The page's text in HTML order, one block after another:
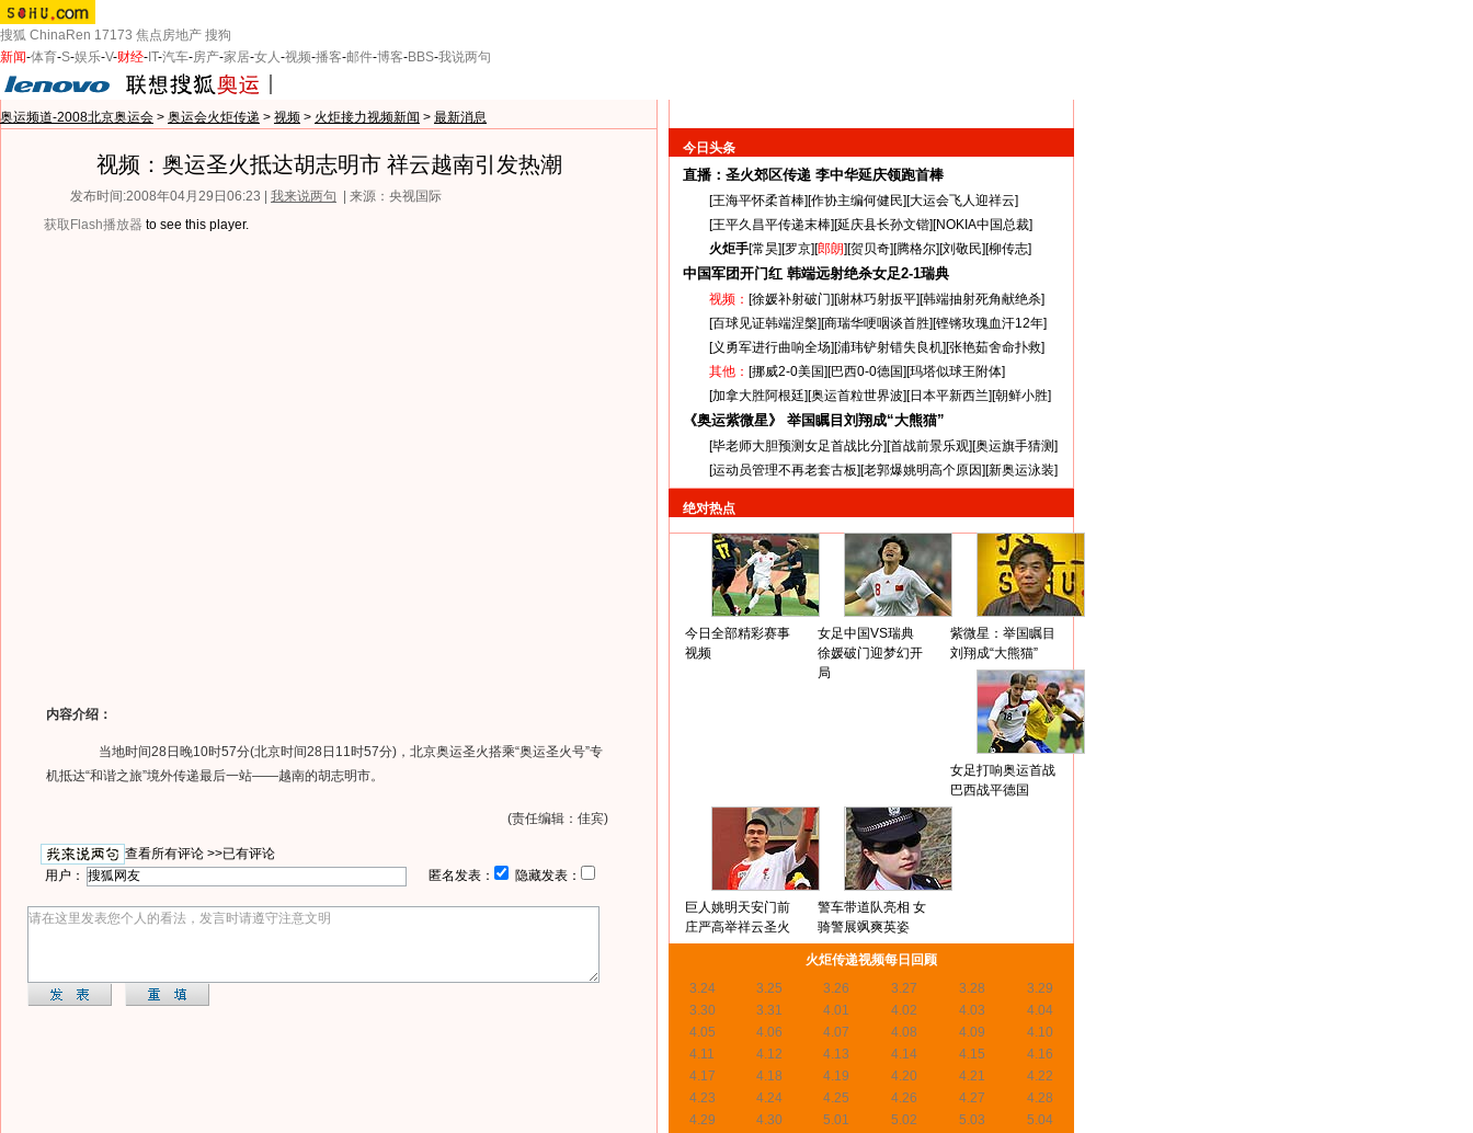
搜狐 ChinaRen 17173 焦点房地产 搜狗
新闻-体育-S-娱乐-V-财经- IT-汽车-房产-家居-女人-视频-播客-邮件-博客-BBS-我说两句
奥运频道-2008北京奥运会 > 奥运会火炬传递 > 视频 > 火炬接力视频新闻 > 最新消息
视频：奥运圣火抵达胡志明市 祥云越南引发热潮
发布时间:2008年04月29日06:23 | 我来说两句
| 来源：央视国际
获取Flash播放器 to see this player.
内容介绍：
当地时间28日晚10时57分(北京时间28日11时57分)，北京奥运圣火搭乘“奥运圣火号”专
机抵达“和谐之旅”境外传递最后一站——越南的胡志明市。
(责任编辑：佳宾)
查看所有评论 >>已有评论
用户：
匿名发表： 隐藏发表：
今日头条
直播：圣火郊区传递 李中华延庆领跑首棒
[王海平怀柔首棒][作协主编何健民][大运会飞人迎祥云]
[王平久昌平传递末棒][延庆县长孙文锴][NOKIA中国总裁]
火炬手[常昊][罗京][郎朗][贺贝奇][腾格尔][刘敬民][柳传志]
中国军团开门红 韩端远射绝杀女足2-1瑞典
视频： [徐媛补射破门][谢林巧射扳平][韩端抽射死角献绝杀]
[百球见证韩端涅槃][商瑞华哽咽谈首胜][铿锵玫瑰血汗12年]
[义勇军进行曲响全场][浦玮铲射错失良机][张艳茹舍命扑救]
其他： [挪威2-0美国][巴西0-0德国][玛塔似球王附体]
[加拿大胜阿根廷][奥运首粒世界波][日本平新西兰][朝鲜小胜]
《奥运紫微星》 举国瞩目刘翔成“大熊猫”
[毕老师大胆预测女足首战比分][首战前景乐观][奥运旗手猜测]
[运动员管理不再老套古板][老郭爆姚明高个原因][新奥运泳装]
绝对热点
今日全部精彩赛事
视频
女足中国VS瑞典
徐媛破门迎梦幻开
局
紫微星：举国瞩目
刘翔成“大熊猫”
女足打响奥运首战
巴西战平德国
巨人姚明天安门前
庄严高举祥云圣火
警车带道队亮相 女
骑警展飒爽英姿
火炬传递视频每日回顾
3.24
3.25 3.26 3.27 3.28
3.29
3.30
3.31 4.01 4.02 4.03
4.04
4.05
4.06 4.07 4.08 4.09
4.10
4.11
4.12 4.13 4.14 4.15
4.16
4.17
4.18 4.19 4.20 4.21
4.22
4.23
4.24 4.25 4.26 4.27
4.28
4.29
4.30 5.01 5.02 5.03
5.04